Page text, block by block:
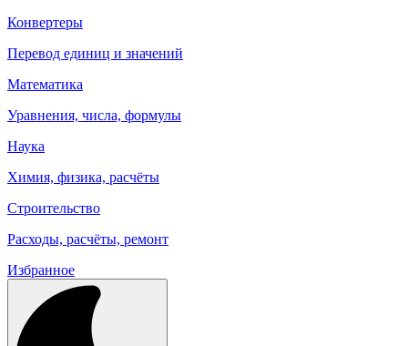
Конвертеры
Перевод единиц и значений
Математика
Уравнения, числа, формулы
Наука
Химия, физика, расчёты
Строительство
Расходы, расчёты, ремонт
Избранное